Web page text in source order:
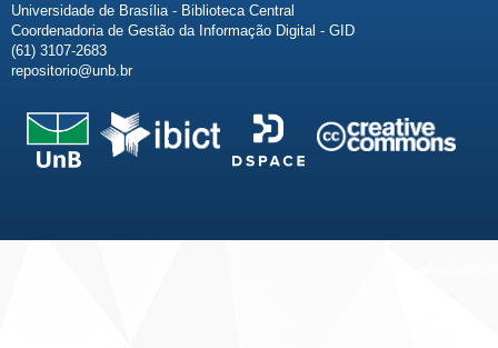
Universidade de Brasília - Biblioteca Central
Coordenadoria de Gestão da Informação Digital - GID
(61) 3107-2683
repositorio@unb.br